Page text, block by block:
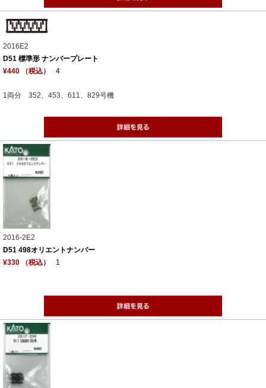
2016E2
D51 標準形 ナンバープレート
¥440 （税込）
4
1両分 352、453、611、829号機
2016-2E2
D51 498オリエントナンバー
¥330 （税込）
1